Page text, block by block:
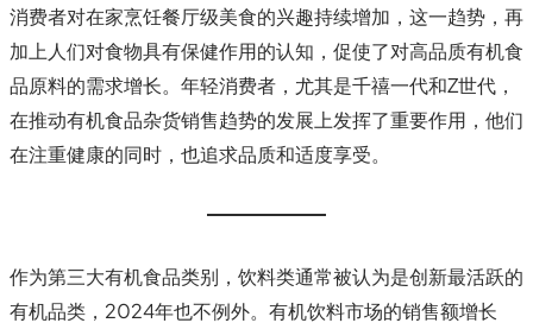
消费者对在家烹饪餐厅级美食的兴趣持续增加，这一趋势，再
加上人们对食物具有保健作用的认知，促使了对高品质有机食
品原料的需求增长。年轻消费者，尤其是千禧一代和Z世代，
在推动有机食品杂货销售趋势的发展上发挥了重要作用，他们
在注重健康的同时，也追求品质和适度享受。
作为第三大有机食品类别，饮料类通常被认为是创新最活跃的
有机品类，2024年也不例外。有机饮料市场的销售额增长